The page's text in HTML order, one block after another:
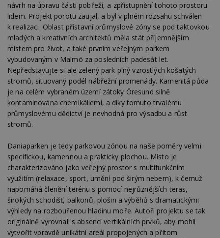
návrh na úpravu části pobřeží, a zpřístupnění tohoto prostoru
lidem. Projekt porotu zaujal, a byl v plném rozsahu schválen
k realizaci. Oblast přístavní průmyslové zóny se pod taktovkou
mladých a kreativních architektů měla stát příjemnějším
místem pro život, a také prvním veřejným parkem
vybudovaným v Malmö za posledních padesát let.
Nepředstavujte si ale zelený park plný vzrostlých košatých
stromů, situovaný podél nábřežní promenády. Kamenitá půda
je na celém vybraném území zátoky Öresund silně
kontaminována chemikáliemi, a díky tomuto trvalému
průmyslovému dědictví je nevhodná pro výsadbu a růst
stromů.
Daniaparken je tedy parkovou zónou na naše poměry velmi
specifickou, kamennou a prakticky plochou. Místo je
charakterizováno jako veřejný prostor s multifunkčním
využitím (relaxace, sport, umění pod širým nebem), k čemuž
napomáhá členění terénu s pomocí nejrůznějších teras,
širokých schodišť, balkonů, plošin a výběhů s dramatickými
výhledy na rozbouřenou hladinu moře. Autoři projektu se tak
originálně vyrovnali s absencí vertikálních prvků, aby mohli
vytvořit vpravdě unikátní areál propojených a přitom